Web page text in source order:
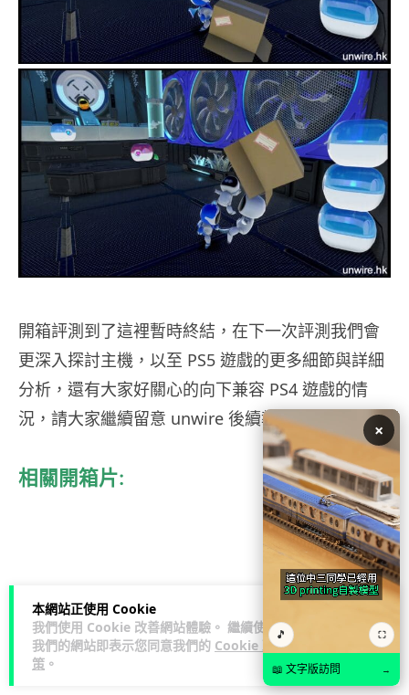
本網站正使用 Cookie
我們使用 Cookie 改善網站體驗。 繼續使用
我們的網站即表示您同意我們的 Cookie 政
策 。
開箱評測到了這裡暫時終結，在下一次評測我們會
更深入探討主機，以至 PS5 遊戲的更多細節與詳細
分析，還有大家好關心的向下兼容 PS4 遊戲的情
況，請大家繼續留意 unwire 後續報道！
相關開箱片:
×
🎵 ⛶
📖 文字版訪問 →